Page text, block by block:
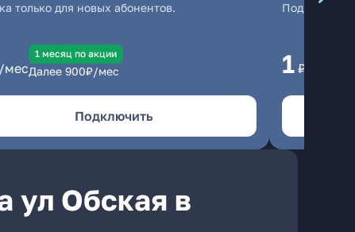
только для новых абонентов.
мес
1 месяц по акции
Далее 900₽/мес
Подключить
1 ₽/мес
ул Обская в